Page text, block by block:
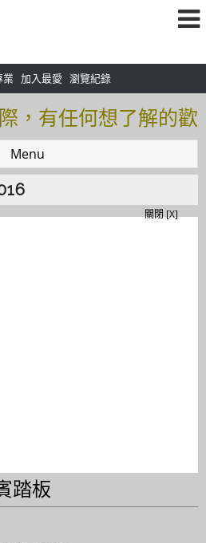
業 加入最愛 瀏覽紀錄
，有任何想了解的歡
：＠tof5459i 聯繫電
話0925166083
，有任何想了解的歡
Menu
踏板
關閉 [X]